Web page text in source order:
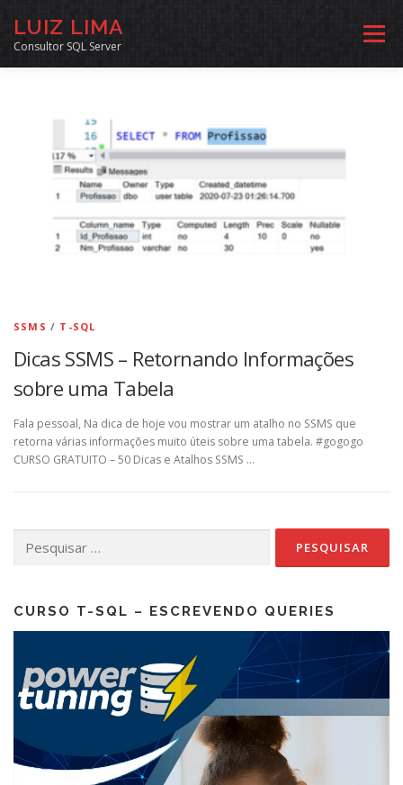
LUIZ LIMA
Consultor SQL Server
Menu
INÍCIO ARQUIVO
SOBRE CONTATO
SSMS / T-SQL
Dicas SSMS – Retornando Informações
sobre uma Tabela
Fala pessoal, Na dica de hoje vou mostrar um atalho no SSMS que
retorna várias informações muito úteis sobre uma tabela. #gogogo
CURSO GRATUITO – 50 Dicas e Atalhos SSMS …
por:
CURSO T-SQL – ESCREVENDO QUERIES